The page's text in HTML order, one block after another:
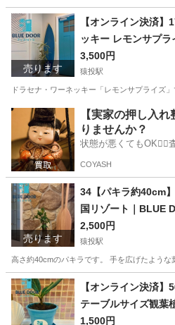
愛知 豊田市 猿投駅 家庭用品
売ります
【オンライン決済
ッキー レモンサプ
リア｜スクエア鉢｜
3,500円
猿投駅
ドラセナ・ワーネッキー「レモンサプライズ
愛知 豊田市 猿投駅 家庭用品
【実家の押し入
りませんか？
状態が悪くてもOK🙆‍♀️
COYASH
売ります
34【パキラ約40cm
国リゾート｜BLUE
2,500円
猿投駅
高さ約40cmのパキラです。 手を広げたよう
愛知 豊田市 猿投駅 家庭用品
【オンライン決済】
テーブルサイズ観葉
OOR PLANTS
1,500円